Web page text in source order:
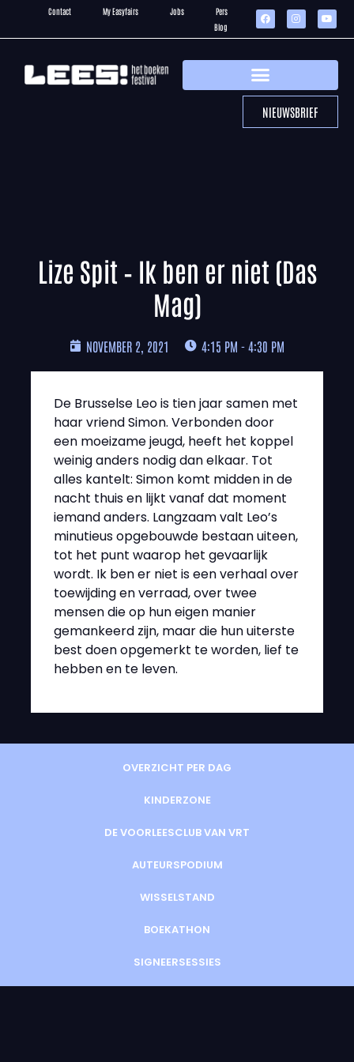
Contact My Easyfairs Jobs
Pers
Blog
NIEUWSBRIEF
OVERZICHT PER DAG
KINDERZONE
DE VOORLEESCLUB VAN VRT
AUTEURSPODIUM
WISSELSTAND
BOEKATHON
SIGNEERSESSIES
Lize Spit – Ik ben er niet (Das
Mag)
NOVEMBER 2, 2021 4:15 PM - 4:30 PM
De Brusselse Leo is tien jaar samen met
haar vriend Simon. Verbonden door
een moeizame jeugd, heeft het koppel
weinig anders nodig dan elkaar. Tot
alles kantelt: Simon komt midden in de
nacht thuis en lijkt vanaf dat moment
iemand anders. Langzaam valt Leo’s
minutieus opgebouwde bestaan uiteen,
tot het punt waarop het gevaarlijk
wordt. Ik ben er niet is een verhaal over
toewijding en verraad, over twee
mensen die op hun eigen manier
gemankeerd zijn, maar die hun uiterste
best doen opgemerkt te worden, lief te
hebben en te leven.